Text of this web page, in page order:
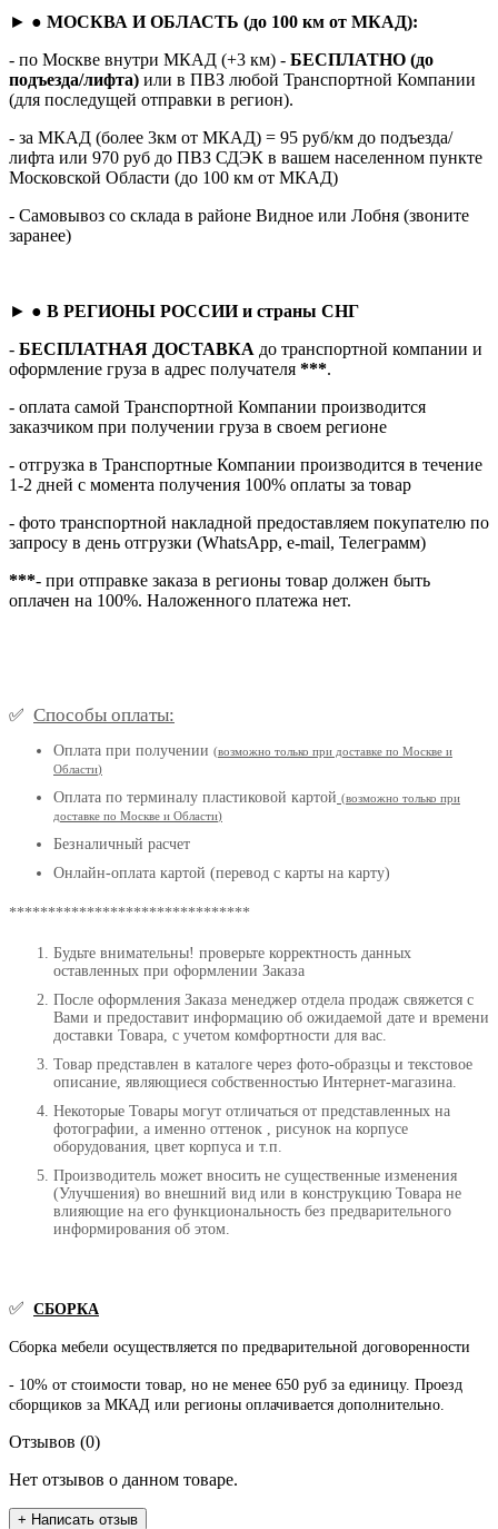
► ● МОСКВА И ОБЛАСТЬ (до 100 км от МКАД):
- по Москве внутри МКАД (+3 км) - БЕСПЛАТНО (до
подъезда/лифта) или в ПВЗ любой Транспортной Компании
(для последущей отправки в регион).
- за МКАД (более 3км от МКАД) = 95 руб/км до подъезда/
лифта или 970 руб до ПВЗ СДЭК в вашем населенном пункте
Московской Области (до 100 км от МКАД)
- Самовывоз со склада в районе Видное или Лобня (звоните
заранее)
► ● В РЕГИОНЫ РОССИИ и страны СНГ
- БЕСПЛАТНАЯ ДОСТАВКА до транспортной компании и
оформление груза в адрес получателя ***.
- оплата самой Транспортной Компании производится
заказчиком при получении груза в своем регионе
- отгрузка в Транспортные Компании производится в течение
1-2 дней с момента получения 100% оплаты за товар
- фото транспортной накладной предоставляем покупателю по
запросу в день отгрузки (WhatsApp, e-mail, Телеграмм)
***- при отправке заказа в регионы товар должен быть
оплачен на 100%. Наложенного платежа нет.
✅ Способы оплаты:
Оплата при получении (возможно только при доставке по Москве и
Области)
Оплата по терминалу пластиковой картой (возможно только при
доставке по Москве и Области)
Безналичный расчет
Онлайн-оплата картой (перевод с карты на карту)
*******************************
Будьте внимательны! проверьте корректность данных
оставленных при оформлении Заказа
После оформления Заказа менеджер отдела продаж свяжется с
Вами и предоставит информацию об ожидаемой дате и времени
доставки Товара, с учетом комфортности для вас.
Товар представлен в каталоге через фото-образцы и текстовое
описание, являющиеся собственностью Интернет-магазина.
Некоторые Товары могут отличаться от представленных на
фотографии, а именно оттенок , рисунок на корпусе
оборудования, цвет корпуса и т.п.
Производитель может вносить не существенные изменения
(Улучшения) во внешний вид или в конструкцию Товара не
влияющие на его функциональность без предварительного
информирования об этом.
✅ СБОРКА
Сборка мебели осуществляется по предварительной договоренности
- 10% от стоимости товар, но не менее 650 руб за единицу. Проезд
сборщиков за МКАД или регионы оплачивается дополнительно.
Отзывов (0)
Нет отзывов о данном товаре.
+ Написать отзыв